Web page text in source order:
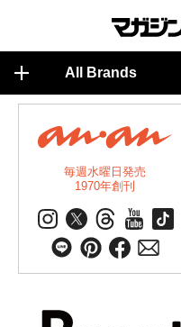
All Brands
毎週水曜日発売
1970年創刊